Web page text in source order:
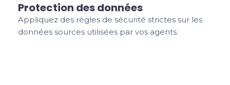
Protection des données
Appliquez des règles de sécurité strictes sur les
données sources utilisées par vos agents.